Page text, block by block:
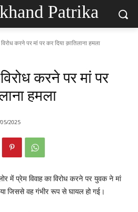
Patrika
करने पर मां पर कर दिया क़ातिलाना हमला
करने पर मां पर
हमला
2025
में प्रेम विवाह का विरोध करने पर युवक ने‌ मां
जिससे वह गंभीर रूप से घायल हो गई।